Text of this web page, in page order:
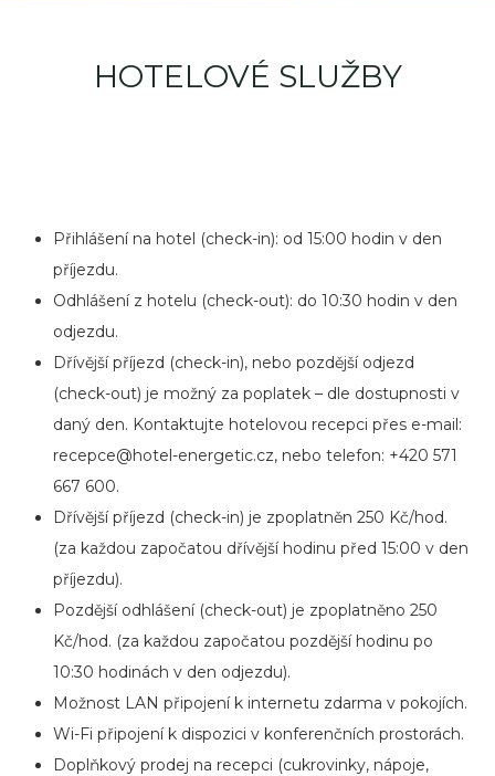
HOTELOVÉ SLUŽBY
Přihlášení na hotel (check-in): od 15:00 hodin v den
příjezdu.
Odhlášení z hotelu (check-out): do 10:30 hodin v den
odjezdu.
Dřívější příjezd (check-in), nebo pozdější odjezd
(check-out) je možný za poplatek – dle dostupnosti v
daný den. Kontaktujte hotelovou recepci přes e-mail:
recepce@hotel-energetic.cz, nebo telefon: +420 571
667 600.
Dřívější příjezd (check-in) je zpoplatněn 250 Kč/hod.
(za každou započatou dřívější hodinu před 15:00 v den
příjezdu).
Pozdější odhlášení (check-out) je zpoplatněno 250
Kč/hod. (za každou započatou pozdější hodinu po
10:30 hodinách v den odjezdu).
Možnost LAN připojení k internetu zdarma v pokojích.
Wi-Fi připojení k dispozici v konferenčních prostorách.
Doplňkový prodej na recepci (cukrovinky, nápoje,